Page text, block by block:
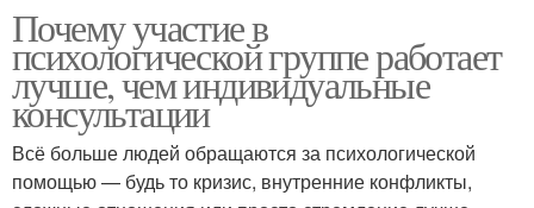
Почему участие в
психологической группе работает
лучше, чем индивидуальные
консультации
Всё больше людей обращаются за психологической
помощью — будь то кризис, внутренние конфликты,